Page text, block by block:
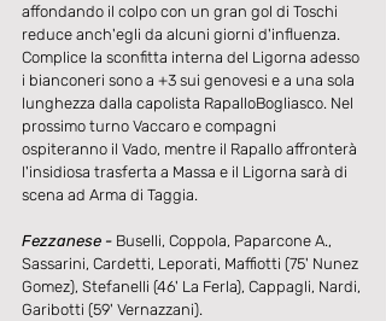
affondando il colpo con un gran gol di Toschi
reduce anch'egli da alcuni giorni d'influenza.
Complice la sconfitta interna del Ligorna adesso
i bianconeri sono a +3 sui genovesi e a una sola
lunghezza dalla capolista RapalloBogliasco. Nel
prossimo turno Vaccaro e compagni
ospiteranno il Vado, mentre il Rapallo affronterà
l'insidiosa trasferta a Massa e il Ligorna sarà di
scena ad Arma di Taggia.
Fezzanese - Buselli, Coppola, Paparcone A.,
Sassarini, Cardetti, Leporati, Maffiotti (75' Nunez
Gomez), Stefanelli (46' La Ferla), Cappagli, Nardi,
Garibotti (59' Vernazzani).